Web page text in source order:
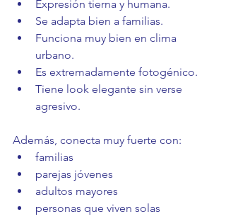
Expresión tierna y humana.
Se adapta bien a familias.
Funciona muy bien en clima
urbano.
Es extremadamente fotogénico.
Tiene look elegante sin verse
agresivo.
Además, conecta muy fuerte con:
familias
parejas jóvenes
adultos mayores
personas que viven solas